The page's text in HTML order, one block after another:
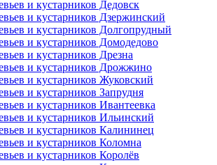
и кустарников Дедовск
и кустарников Дзержинский
и кустарников Долгопрудный
и кустарников Домодедово
и кустарников Дрезна
и кустарников Дрожжино
и кустарников Жуковский
и кустарников Запрудня
и кустарников Ивантеевка
и кустарников Ильинский
и кустарников Калининец
и кустарников Коломна
и кустарников Королёв